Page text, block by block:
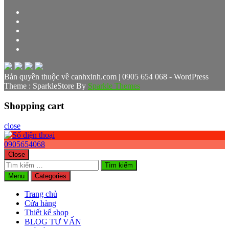
Bản quyền thuộc về canhxinh.com | 0905 654 068 - WordPress
Theme : SparkleStore By Sparkle Themes
Shopping cart
close
0905654068
Close
Tìm
kiếm
cho:
Menu Categories
Trang chủ
Cửa hàng
Thiết kế shop
BLOG TƯ VẤN